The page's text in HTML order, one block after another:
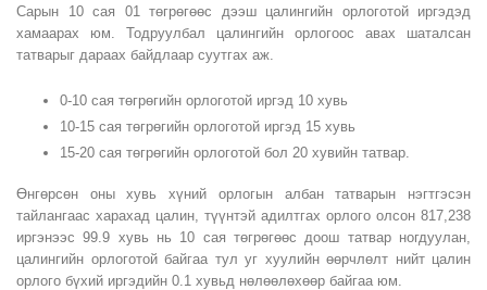
Сарын 10 сая 01 төгрөгөөс дээш цалингийн орлоготой иргэдэд
хамаарах юм. Тодруулбал цалингийн орлогоос авах шаталсан
татварыг дараах байдлаар суутгах аж.
0-10 сая төгрөгийн орлоготой иргэд 10 хувь
10-15 сая төгрөгийн орлоготой иргэд 15 хувь
15-20 сая төгрөгийн орлоготой бол 20 хувийн татвар.
Өнгөрсөн оны хувь хүний орлогын албан татварын нэгтгэсэн
тайлангаас харахад цалин, түүнтэй адилтгах орлого олсон 817,238
иргэнээс 99.9 хувь нь 10 сая төгрөгөөс доош татвар ногдуулан,
цалингийн орлоготой байгаа тул уг хуулийн өөрчлөлт нийт цалин
орлого бүхий иргэдийн 0.1 хувьд нөлөөлөхөөр байгаа юм.